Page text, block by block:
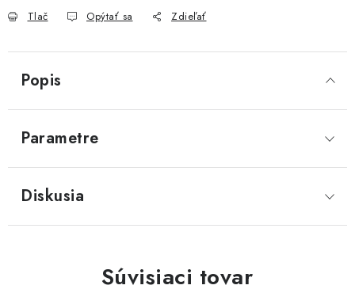
Tlač Opýtať sa Zdieľať
Popis
Parametre
Diskusia
Súvisiaci tovar